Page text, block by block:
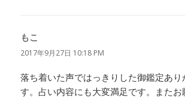
もこ
り:
2017年9月27日 10:18 PM
落ち着いた声ではっきりした御鑑定あり
す。占い内容にも大変満足です。またお